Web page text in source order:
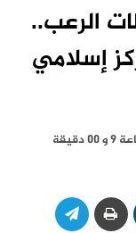
الرعب..
إسلامي